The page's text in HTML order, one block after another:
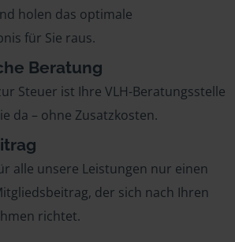
holen das optimale
für Sie raus.
Beratung
Steuer ist Ihre VLH-Beratungsstelle
da – ohne Zusatzkosten.
alle unsere Leistungen nur einen
der sich nach Ihren
richtet.